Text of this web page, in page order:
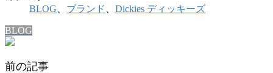
BLOG
ブランド Dickies ディッキーズ
BLOG
前の記事